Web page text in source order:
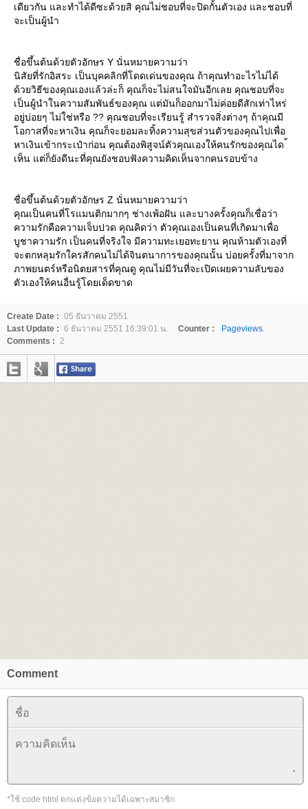
เดียวกัน และทำได้ดีซะด้วยสิ คุณไม่ชอบที่จะปิดกั้นตัวเอง และชอบที่
จะเป็นผู้นำ
ชื่อขึ้นต้นด้วยตัวอักษร Y นั่นหมายความว่า
นิสัยที่รักอิสระ เป็นบุคคลิกที่โดดเด่นของคุณ ถ้าคุณทำอะไรไม่ได้
ด้วยวิธีของคุณเองแล้วล่ะก็ คุณก็จะไม่สนใจมันอีกเลย คุณชอบที่จะ
เป็นผู้นำในความสัมพันธ์ของคุณ แต่มันก็ออกมาไม่ค่อยดีสักเท่าไหร่
อยู่บ่อยๆ ไม่ใช่หรือ ?? คุณชอบที่จะเรียนรู้ สำรวจสิ่งต่างๆ ถ้าคุณมี
อกาสที่จะหาเงิน คุณก็จะยอมละทิ้งความสุขส่วนตัวของคุณไปเพื่อ
หาเงินเข้ากระเป๋าก่อน คุณต้องพิสูจน์ตัวคุณเองให้คนรักของคุณได ้
เห็น แต่ก็ยังดีนะที่คุณยังชอบฟังความคิดเห็นจากคนรอบข้าง
ชื่อขึ้นต้นด้วยตัวอักษร Z นั่นหมายความว่า
คุณเป็นคนที่โรแมนติกมากๆ ช่างเพ้อฝัน และบางครั้งคุณก็เชื่อว่า
ความรักคือความเจ็บปวด คุณคิดว่า ตัวคุณเองเป็นคนที่เกิดมาเพื่อ
บูชาความรัก เป็นคนที่จริงใจ มีความทะเยอทะยาน คุณห้ามตัวเองที่
จะตกหลุมรักใครสักคนไม่ได้จินตนาการของคุณนั้น บ่อยครั้งที่มาจาก
ภาพยนตร์หรือนิตยสารที่คุณดู คุณไม่มีวันที่จะเปิดเผยความลับของ
ตัวเองให้คนอื่นรู้โดยเด็ดขาด
Create Date : 05 ธันวาคม 2551
Last Update : 6 ธันวาคม 2551 16:39:01 น. Counter :
Pageviews.
Comments : 2
Comment
*ใช้ code html ตกแต่งข้อความได้เฉพาะสมาชิก